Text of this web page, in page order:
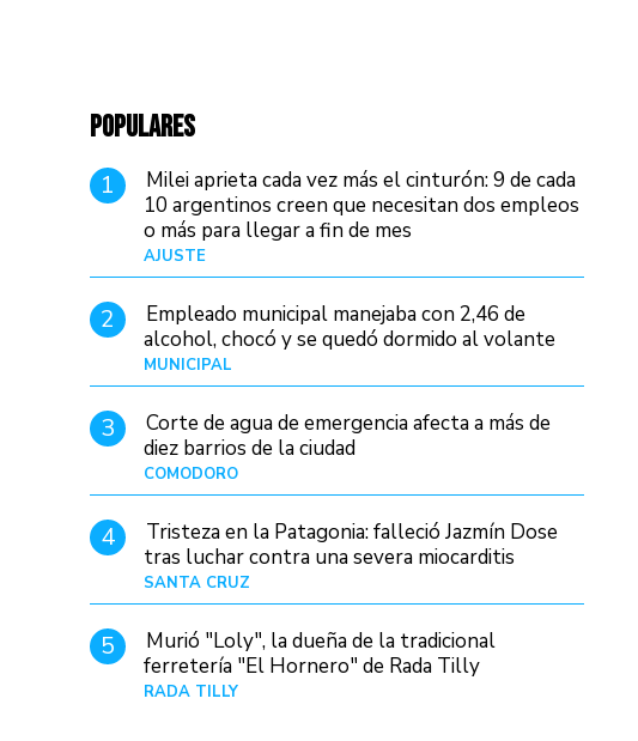
POPULARES
1
Milei aprieta cada vez más el cinturón: 9 de cada
10 argentinos creen que necesitan dos empleos
o más para llegar a fin de mes
AJUSTE
2
Empleado municipal manejaba con 2,46 de
alcohol, chocó y se quedó dormido al volante
MUNICIPAL
3
Corte de agua de emergencia afecta a más de
diez barrios de la ciudad
COMODORO
4
Tristeza en la Patagonia: falleció Jazmín Dose
tras luchar contra una severa miocarditis
SANTA CRUZ
5
Murió "Loly", la dueña de la tradicional
ferretería "El Hornero" de Rada Tilly
RADA TILLY